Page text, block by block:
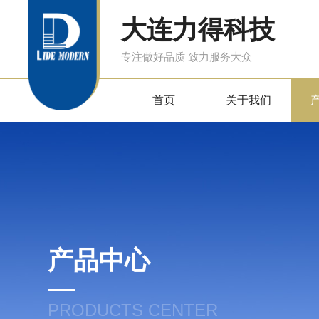
大连力得科技
专注做好品质 致力服务大众
首页 关于我们
产品中心
PRODUCTS CENTER